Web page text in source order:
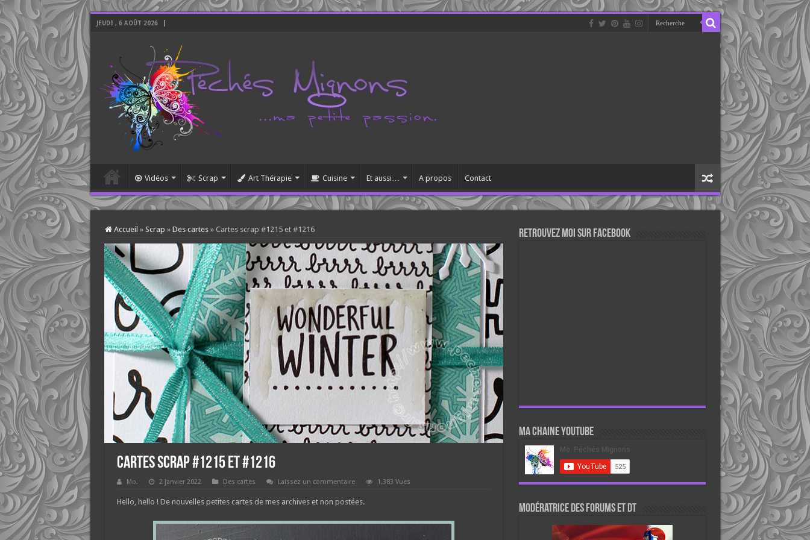
JEUDI , 6 AOÛT 2026
Vidéos Scrap Art Thérapie Cuisine Et aussi… A propos Contact
Accueil » Scrap » Des cartes » Cartes scrap #1215 et #1216
Cartes scrap #1215 et #1216
Mo. 2 janvier 2022 Des cartes Laissez un commentaire 1,383 Vues
Hello, hello ! De nouvelles petites cartes de mes archives et non postées.
Retrouvez moi sur Facebook
Ma chaine Youtube
Modératrice des forums et DT